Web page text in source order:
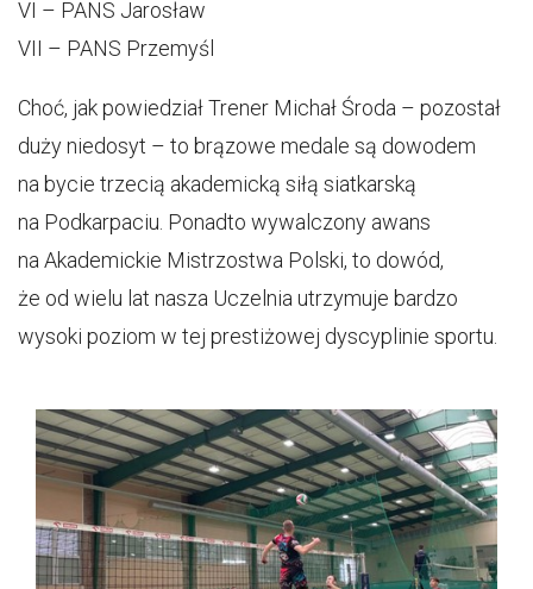
VI – PANS Jarosław
VII – PANS Przemyśl
Choć, jak powiedział Trener Michał Środa – pozostał
duży niedosyt – to brązowe medale są dowodem
na bycie trzecią akademicką siłą siatkarską
na Podkarpaciu. Ponadto wywalczony awans
na Akademickie Mistrzostwa Polski, to dowód,
że od wielu lat nasza Uczelnia utrzymuje bardzo
wysoki poziom w tej prestiżowej dyscyplinie sportu.